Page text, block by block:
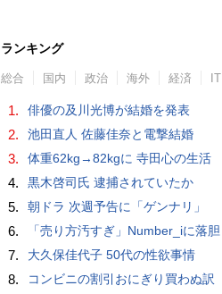
ランキング
総合 国内 政治 海外 経済 IT
1. 俳優の及川光博が結婚を発表
2. 池田直人 佐藤佳奈と電撃結婚
3. 体重62kg→82kgに 寺田心の生活
4. 黒木啓司氏 逮捕されていたか
5. 朝ドラ 次週予告に「ゲンナリ」
6. 「売り方汚すぎ」Number_iに落胆
7. 大久保佳代子 50代の性欲事情
8. コンビニの割引おにぎり買わぬ訳